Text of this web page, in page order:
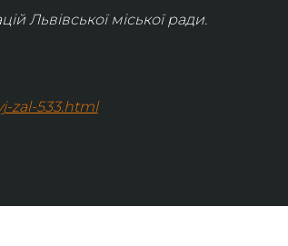
Львівської міської ради.
zal-533.html